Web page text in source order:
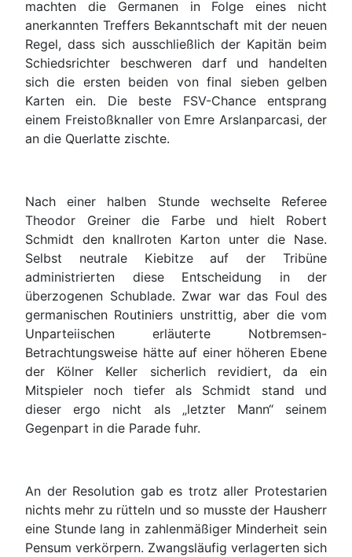
machten die Germanen in Folge eines nicht
anerkannten Treffers Bekanntschaft mit der neuen
Regel, dass sich ausschließlich der Kapitän beim
Schiedsrichter beschweren darf und handelten
sich die ersten beiden von final sieben gelben
Karten ein. Die beste FSV-Chance entsprang
einem Freistoßknaller von Emre Arslanparcasi, der
an die Querlatte zischte.
Nach einer halben Stunde wechselte Referee
Theodor Greiner die Farbe und hielt Robert
Schmidt den knallroten Karton unter die Nase.
Selbst neutrale Kiebitze auf der Tribüne
administrierten diese Entscheidung in der
überzogenen Schublade. Zwar war das Foul des
germanischen Routiniers unstrittig, aber die vom
Unparteiischen erläuterte Notbremsen-
Betrachtungsweise hätte auf einer höheren Ebene
der Kölner Keller sicherlich revidiert, da ein
Mitspieler noch tiefer als Schmidt stand und
dieser ergo nicht als „letzter Mann“ seinem
Gegenpart in die Parade fuhr.
An der Resolution gab es trotz aller Protestarien
nichts mehr zu rütteln und so musste der Hausherr
eine Stunde lang in zahlenmäßiger Minderheit sein
Pensum verkörpern. Zwangsläufig verlagerten sich